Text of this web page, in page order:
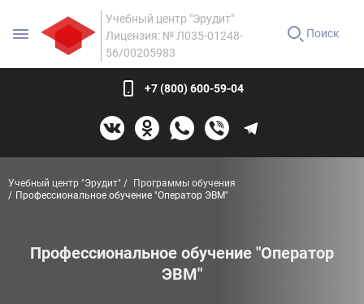
Учебный центр "Эрудит"
Лицензия: № Л035-01248-
56/00205983
Поиск
+7 (800) 600-59-04
Учебный центр "Эрудит"
Программы обучения
Профессиональное обучение "Оператор ЭВМ"
Профессиональное обучение "Оператор
ЭВМ"